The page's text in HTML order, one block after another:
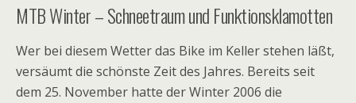
MTB Winter – Schneetraum und Funktionsklamotten
Wer bei diesem Wetter das Bike im Keller stehen läßt,
versäumt die schönste Zeit des Jahres. Bereits seit
dem 25. November hatte der Winter 2006 die